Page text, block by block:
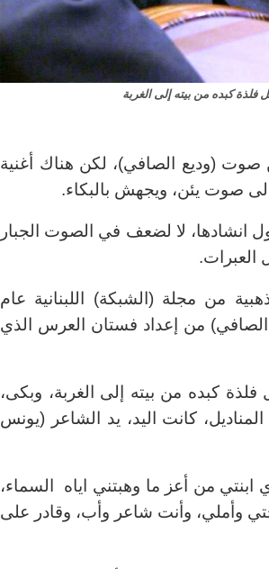
كبده من بيته إلى الغربة
(وديع الصافي)، لكن هناك أغنية
إلى صوت يئن، ويجهش بالبكاء.
انشادها، لا لضعف في الصوت الجبار
العبرات.
من مجلة (الشبكة) اللبنانية عام
الصافي) من إعداد فستان العرس الذي
كبده من بيته إلى الغربة، وبكى،
كانت اليد، يد الشاعر (يونس
من أعز ما وهبتني اياه السماء،
وأملي، وأنت شاعر وأب، وقادر على